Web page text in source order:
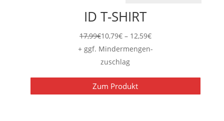
ID T-SHIRT
17,99€10,79€ – 12,59€Preisspanne:
10,79€
+ ggf. Mindermengen-
zuschlag
Zum Produkt